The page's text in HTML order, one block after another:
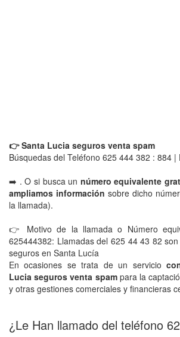
👉 Santa Lucia seguros venta spam
Búsquedas del Teléfono 625 444 382 : 884 |
➡️ . O si busca un número equivalente
ampliamos información sobre dicho
la llamada).
👉 Motivo de la llamada o Número
625444382: Llamadas del 625 44 43 82
seguros en Santa Lucía
En ocasiones se trata de un servicio
Lucia seguros venta spam para la
y otras gestiones comerciales y financieras
¿Le Han llamado del teléfono